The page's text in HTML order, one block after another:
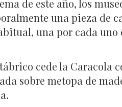
de este año, los
una pieza de
una por cada
cede la Caracola
sobre metopa de